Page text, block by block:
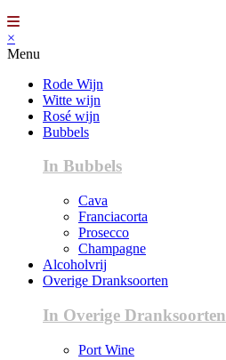
×
Menu
Rode Wijn
Witte wijn
Rosé wijn
Bubbels
In Bubbels
Cava
Franciacorta
Prosecco
Champagne
Alcoholvrij
Overige Dranksoorten
In Overige Dranksoorten
Port Wine